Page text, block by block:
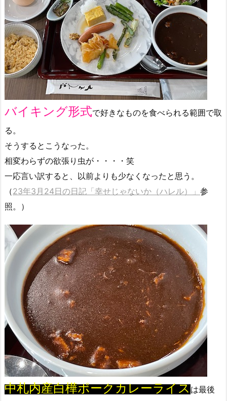
バイキング形式で好きなものを食べられる範囲で取
る。
そうするとこうなった。
相変わらずの欲張り虫が・・・・笑
一応言い訳すると、以前よりも少なくなったと思う。
（23年3月24日の日記「幸せじゃないか（ハレル）」 参
照。）
中札内産白樺ポークカレーライスは最後